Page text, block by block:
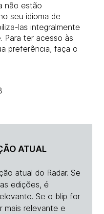
não estão
seu idioma de
las integralmente
Para ter acesso às
preferência, faça o
ATUAL
atual do Radar. Se
edições, é
Se o blip for
mais relevante e